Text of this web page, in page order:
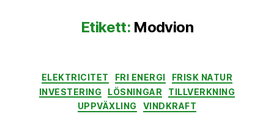
Etikett: Modvion
Kategorier
ELEKTRICITET FRI ENERGI
FRISK NATUR
INVESTERING
LÖSNINGAR
TILLVERKNING
UPPVÄXLING
VINDKRAFT